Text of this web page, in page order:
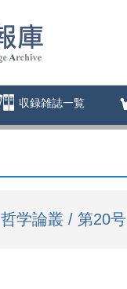
収録雑誌一覧
哲学論叢 / 第20号